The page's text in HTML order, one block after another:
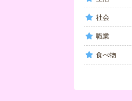
社会
職業
食べ物